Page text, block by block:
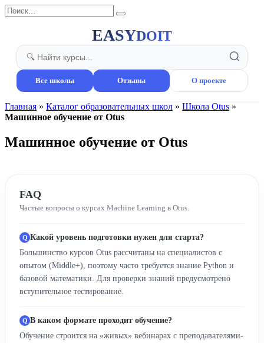
Перейти
к
Search
for:
EASYDOIT
Все школы Отзывы О проекте
Главная » Каталог образовательных школ » Школа Otus »
Машинное обучение от Otus
Машинное обучение от Otus
FAQ
Частые вопросы о курсах Machine Learning в Otus.
Какой уровень подготовки нужен для старта?
Большинство курсов Otus рассчитаны на специалистов с
опытом (Middle+), поэтому часто требуется знание Python и
базовой математики. Для проверки знаний предусмотрено
вступительное тестирование.
В каком формате проходит обучение?
Обучение строится на «живых» вебинарах с преподавателями-